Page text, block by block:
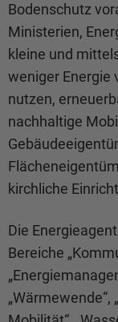
Bodenschutz
Ministerien,
kleine und
weniger Energie
nutzen,
nachhaltige
kirchliche
Die
Bereiche
„Wärmewende“,